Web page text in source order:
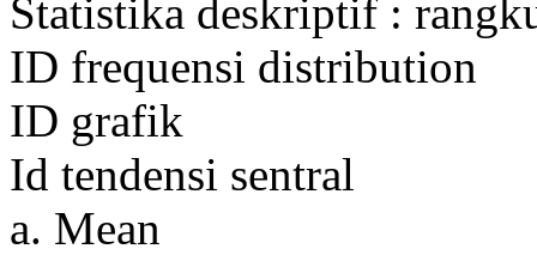
Statistika deskriptif :
ID frequensi distribution
ID grafik
Id tendensi sentral
a. Mean